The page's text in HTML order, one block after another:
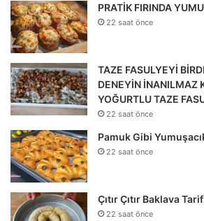
PRATİK FIRINDA
22 saat önce
TAZE FASULYEYİ
DENEYİN İNANILMAZ
YOĞURTLU TAZE
22 saat önce
Pamuk Gibi
22 saat önce
Çıtır Çıtır Baklava
22 saat önce